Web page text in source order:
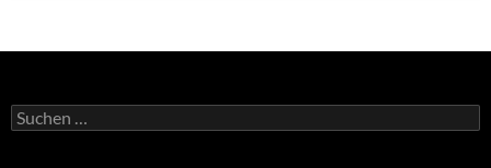
Suchen
nach: